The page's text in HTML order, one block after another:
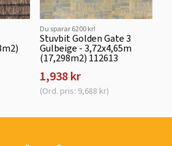
Du sparar 6200 kr!
Stuvbit Golden Gate 3
Gulbeige - 3,72x4,65m
(17,298m2) 112613
1,938 kr
(Ord. pris: 9,688 kr)